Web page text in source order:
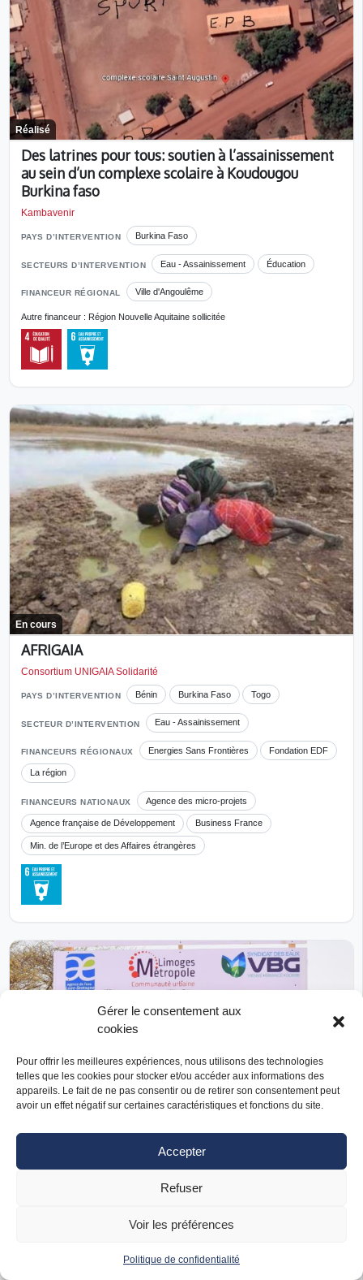
Gérer le consentement aux
cookies
Pour offrir les meilleures expériences, nous utilisons des technologies
telles que les cookies pour stocker et/ou accéder aux informations des
appareils. Le fait de ne pas consentir ou de retirer son consentement peut
avoir un effet négatif sur certaines caractéristiques et fonctions du site.
Accepter
Refuser
Voir les préférences
Politique de confidentialité
Réalisé
Des latrines pour tous: soutien à l’assainissement
au sein d’un complexe scolaire à Koudougou
Burkina faso
Kambavenir
PAYS D’INTERVENTION Burkina Faso
SECTEURS D’INTERVENTION Eau - Assainissement Éducation
FINANCEUR RÉGIONAL Ville d'Angoulême
Autre financeur : Région Nouvelle Aquitaine sollicitée
En cours
AFRIGAIA
Consortium UNIGAIA Solidarité
PAYS D’INTERVENTION Bénin Burkina Faso Togo
SECTEUR D’INTERVENTION Eau - Assainissement
FINANCEURS RÉGIONAUX Energies Sans Frontières Fondation EDF
La région
FINANCEURS NATIONAUX Agence des micro-projets
Agence française de Développement Business France
Min. de l’Europe et des Affaires étrangères
Projet d’adduction d’eau potable pour 4 villages